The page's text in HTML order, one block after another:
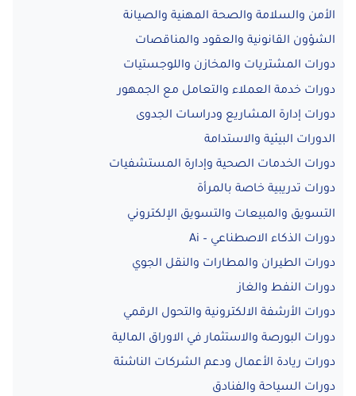
الأمن والسلامة والصحة المهنية والصيانة
الشؤون القانونية والعقود والمناقصات
دورات المشتريات والمخازن واللوجستيات
دورات خدمة العملاء والتعامل مع الجمهور
دورات إدارة المشاريع ودراسات الجدوى
الدورات البيئية والاستدامة
دورات الخدمات الصحية وإدارة المستشفيات
دورات تدريبية خاصة بالمرأة
التسويق والمبيعات والتسويق الإلكتروني
دورات الذكاء الاصطناعي – Ai
دورات الطيران والمطارات والنقل الجوي
دورات النفط والغاز
دورات الأرشفة الالكترونية والتحول الرقمي
دورات البورصة والاستثمار في الاوراق المالية
دورات ريادة الأعمال ودعم الشركات الناشئة
دورات السياحة والفنادق